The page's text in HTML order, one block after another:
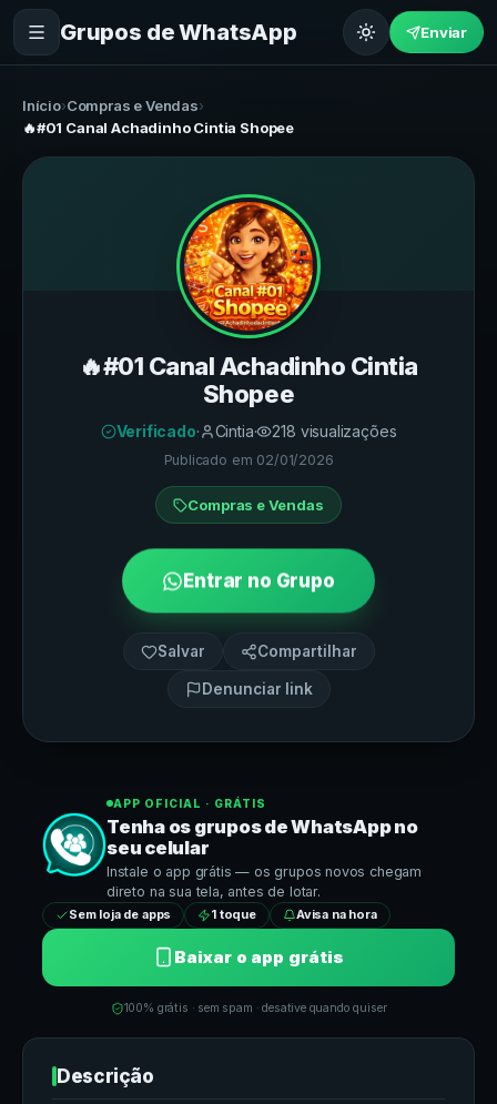
Grupos de WhatsApp Enviar
Início›Compras e Vendas›
🔥#01 Canal Achadinho Cintia Shopee
🔥#01 Canal Achadinho Cintia
Shopee
Verificado· Cintia· 218 visualizações
Publicado em 02/01/2026
Compras e Vendas
Entrar no Grupo
Salvar Compartilhar
Denunciar link
APP OFICIAL · GRÁTIS
Tenha os grupos deWhatsAppno
seu celular
Instale o app grátis — os grupos novos chegam
direto na sua tela, antes de lotar.
Sem loja de apps 1 toque Avisa na hora
Baixar o app grátis
100% grátis · sem spam · desative quando quiser
Descrição